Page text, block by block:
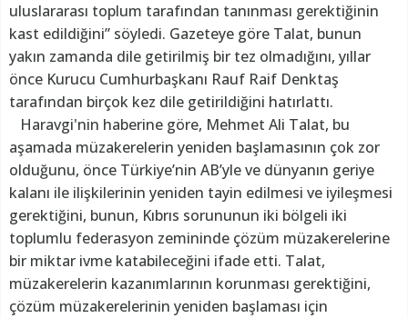
uluslararası toplum tarafından tanınması gerektiğinin
kast edildiğini” söyledi. Gazeteye göre Talat, bunun
yakın zamanda dile getirilmiş bir tez olmadığını, yıllar
önce Kurucu Cumhurbaşkanı Rauf Raif Denktaş
tarafından birçok kez dile getirildiğini hatırlattı.
Haravgi'nin haberine göre, Mehmet Ali Talat, bu
aşamada müzakerelerin yeniden başlamasının çok zor
olduğunu, önce Türkiye’nin AB’yle ve dünyanın geriye
kalanı ile ilişkilerinin yeniden tayin edilmesi ve iyileşmesi
gerektiğini, bunun, Kıbrıs sorununun iki bölgeli iki
toplumlu federasyon zemininde çözüm müzakerelerine
bir miktar ivme katabileceğini ifade etti. Talat,
müzakerelerin kazanımlarının korunması gerektiğini,
çözüm müzakerelerinin yeniden başlaması için